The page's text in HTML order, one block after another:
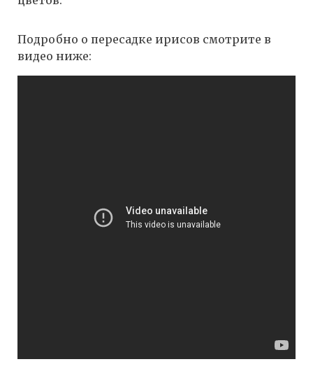
Подробно о пересадке ирисов смотрите в
видео ниже: